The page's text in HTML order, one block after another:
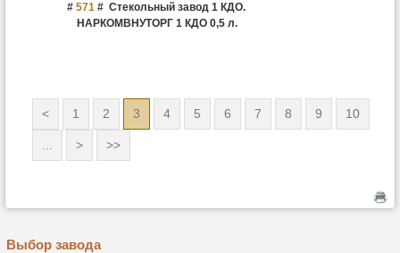
# 571# Стекольный завод 1 КДО.
НАРКОМВНУТОРГ 1 КДО 0,5 л.
< 1 2 3 4 5 6 7 8 9 10
> >>
Выбор завода